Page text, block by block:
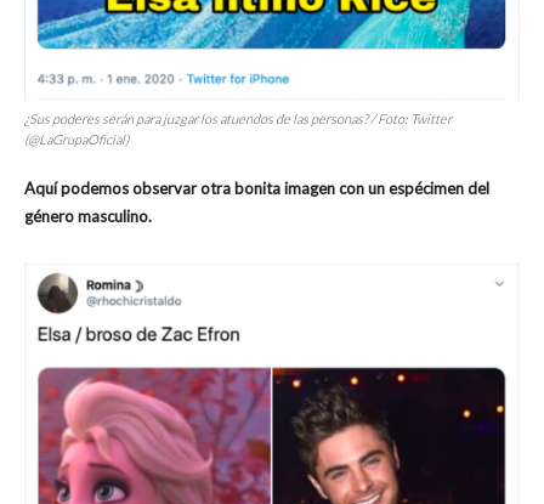
¿Sus poderes serán para juzgar los atuendos de las personas? / Foto: Twitter
(@LaGrupaOficial)
Aquí podemos observar otra bonita imagen con un espécimen del
género masculino.